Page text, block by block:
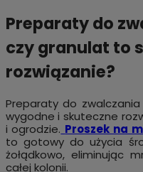
Preparaty do
czy granulat to
rozwiązanie?
Preparaty do
wygodne i skuteczne
i ogrodzie. Proszek na
to gotowy do użycia
żołądkowo, eliminując
całej kolonii.